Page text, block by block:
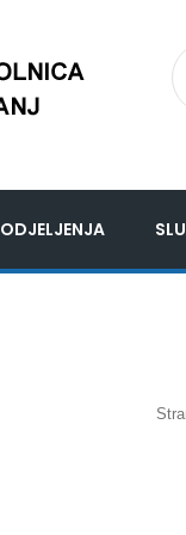
ODJELJENJA